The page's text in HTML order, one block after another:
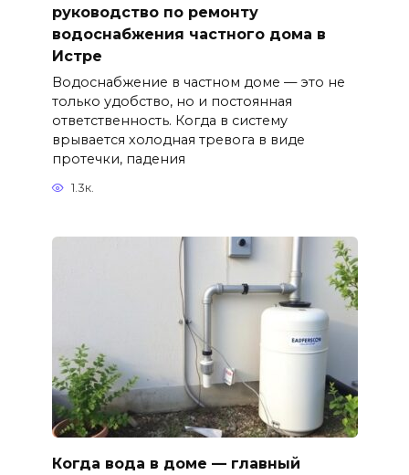
руководство по ремонту
водоснабжения частного дома в
Истре
Водоснабжение в частном доме — это не
только удобство, но и постоянная
ответственность. Когда в систему
врывается холодная тревога в виде
протечки, падения
1.3к.
Когда вода в доме — главный